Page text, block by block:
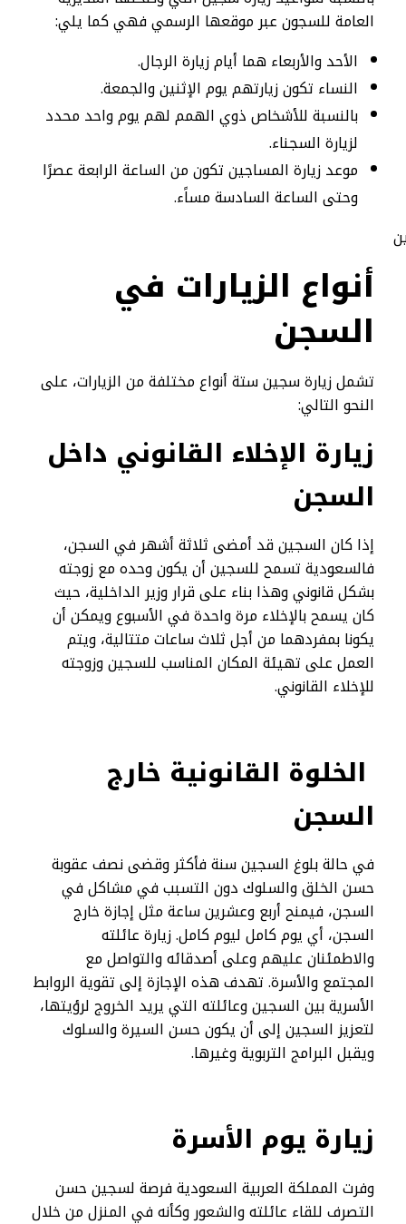
العامة للسجون عبر موقعها الرسمي فهي كما يلي:
الأحد والأربعاء هما أيام زيارة الرجال.
النساء تكون زيارتهم يوم الإثنين والجمعة.
بالنسبة للأشخاص ذوي الهمم لهم يوم واحد محدد
لزيارة السجناء.
موعد زيارة المساجين تكون من الساعة الرابعة عصرًا
وحتى الساعة السادسة مساًء.
أنواع الزيارات في
السجن
تشمل زيارة سجين ستة أنواع مختلفة من الزيارات، على
النحو التالي:
زيارة الإخلاء القانوني داخل
السجن
إذا كان السجين قد أمضى ثلاثة أشهر في السجن،
فالسعودية تسمح للسجين أن يكون وحده مع زوجته
بشكل قانوني وهذا بناء على قرار وزير الداخلية، حيث
كان يسمح بالإخلاء مرة واحدة في الأسبوع ويمكن أن
يكونا بمفردهما من أجل ثلاث ساعات متتالية، ويتم
العمل على تهيئة المكان المناسب للسجين وزوجته
للإخلاء القانوني.
الخلوة القانونية خارج
السجن
في حالة بلوغ السجين سنة فأكثر وقضى نصف عقوبة
حسن الخلق والسلوك دون التسبب في مشاكل في
السجن، فيمنح أربع وعشرين ساعة مثل إجازة خارج
السجن، أي يوم كامل ليوم كامل. زيارة عائلته
والاطمئنان عليهم وعلى أصدقائه والتواصل مع
المجتمع والأسرة. تهدف هذه الإجازة إلى تقوية الروابط
الأسرية بين السجين وعائلته التي يريد الخروج لرؤيتها،
لتعزيز السجين إلى أن يكون حسن السيرة والسلوك
ويقبل البرامج التربوية وغيرها.
زيارة يوم الأسرة
وفرت المملكة العربية السعودية فرصة لسجين حسن
التصرف للقاء عائلته والشعور وكأنه في المنزل من خلال